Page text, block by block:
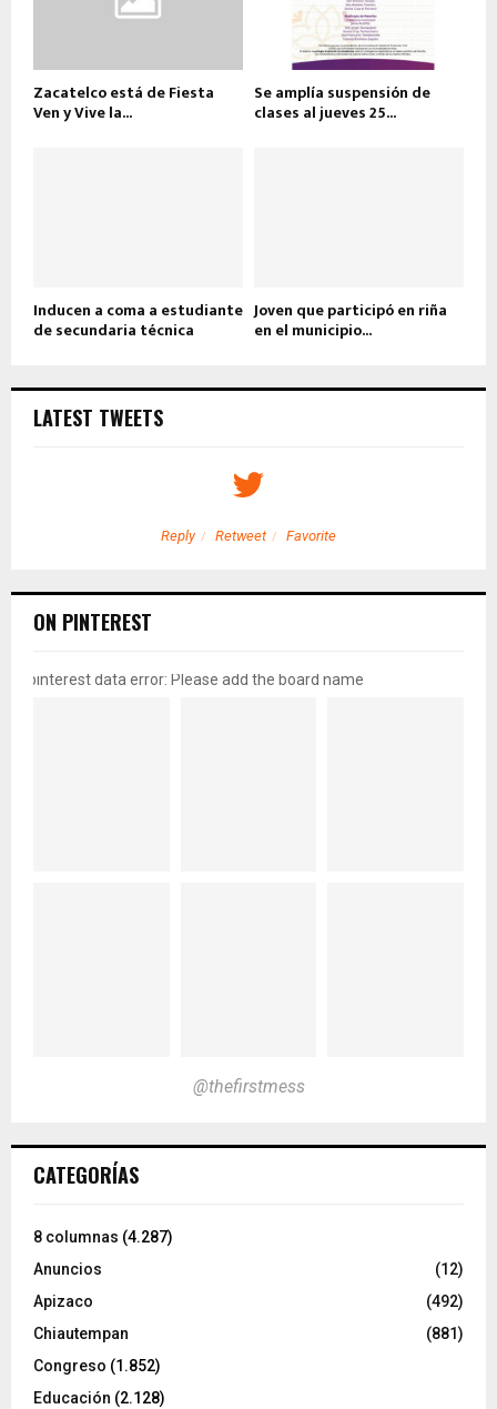
Zacatelco está de Fiesta
Ven y Vive la...
Se amplía suspensión de
clases al jueves 25...
Inducen a coma a estudiante
de secundaria técnica
Joven que participó en riña
en el municipio...
LATEST TWEETS
Reply Retweet Favorite
ON PINTEREST
pinterest data error: Please add the board name
@thefirstmess
CATEGORÍAS
8 columnas (4.287)
Anuncios
(12)
Apizaco
(492)
Chiautempan
(881)
Congreso (1.852)
Educación (2.128)